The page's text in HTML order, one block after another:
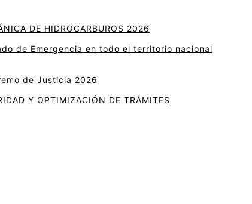
DE HIDROCARBUROS 2026
de Emergencia en todo el territorio nacional
de Justicia 2026
Y OPTIMIZACIÓN DE TRÁMITES